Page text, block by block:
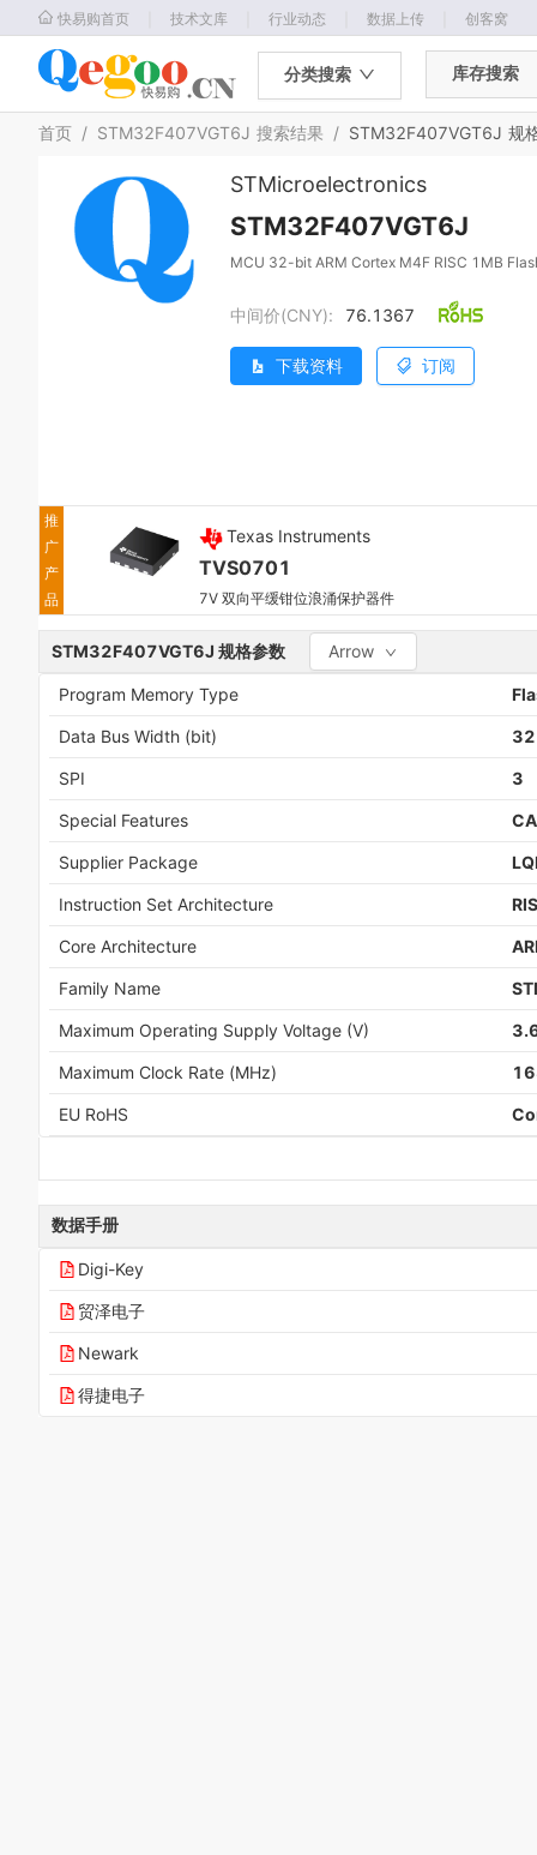
快易购首页 技术文库 行业动态 数据上传 创客窝
分类搜索 库存搜索
首页 / STM32F407VGT6J 搜索结果 / STM32F407VGT6J 规
STMicroelectronics
STM32F407VGT6J
MCU 32-bit ARM Cortex M4F RISC 1MB
中间价(CNY): 76.1367
下载资料 订阅
推
广
产
品
Texas Instruments
TVS0701
7V 双向平缓钳位浪涌保护器件
STM32F407VGT6J 规格参数 Arrow
Program Memory Type
Data Bus Width (bit) 32
SPI 3
Special Features
Supplier Package
Instruction Set Architecture
Core Architecture
Family Name
Maximum Operating Supply Voltage (V)
Maximum Clock Rate (MHz)
EU RoHS
数据手册
Digi-Key
贸泽电子
Newark
得捷电子